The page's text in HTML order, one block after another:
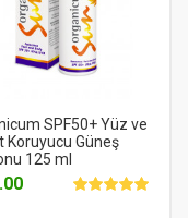
SPF50+ Yüz ve
Koruyucu Güneş
125 ml